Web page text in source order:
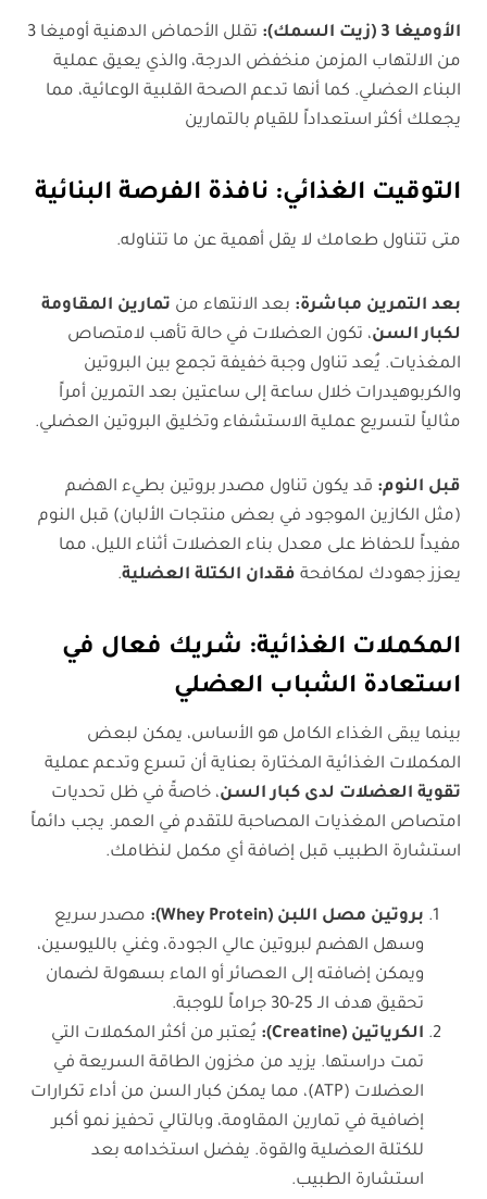
الأوميغا 3 (زيت السمك):
تقلل الأحماض الدهنية أوميغا 3
من الالتهاب المزمن منخفض الدرجة، والذي يعيق عملية
البناء العضلي. كما أنها تدعم الصحة القلبية الوعائية، مما
يجعلك أكثر استعداداً للقيام بالتمارين
التوقيت الغذائي: نافذة الفرصة البنائية
متى تتناول طعامك لا يقل أهمية عن ما تتناوله.
بعد التمرين مباشرة: بعد الانتهاء من تمارين المقاومة
لكبار السن، تكون العضلات في حالة تأهب لامتصاص
المغذيات. يُعد تناول وجبة خفيفة تجمع بين البروتين
والكربوهيدرات خلال ساعة إلى ساعتين بعد التمرين أمراً
مثالياً لتسريع عملية الاستشفاء وتخليق البروتين العضلي.
قبل النوم: قد يكون تناول مصدر بروتين بطيء الهضم
(مثل الكازين الموجود في بعض منتجات الألبان) قبل النوم
مفيداً للحفاظ على معدل بناء العضلات أثناء الليل، مما
يعزز جهودك لمكافحة فقدان الكتلة العضلية.
المكملات الغذائية: شريك فعال في
استعادة الشباب العضلي
بينما يبقى الغذاء الكامل هو الأساس، يمكن لبعض
المكملات الغذائية المختارة بعناية أن تسرع وتدعم عملية
تقوية العضلات لدى كبار السن، خاصةً في ظل تحديات
امتصاص المغذيات المصاحبة للتقدم في العمر. يجب دائماً
استشارة الطبيب قبل إضافة أي مكمل لنظامك.
بروتين مصل اللبن (Whey Protein)
: مصدر سريع
وسهل الهضم لبروتين عالي الجودة، وغني بالليوسين،
ويمكن إضافته إلى العصائر أو الماء بسهولة لضمان
تحقيق هدف الـ 25-30 جراماً للوجبة.
الكرياتين (Creatine)
: يُعتبر من أكثر المكملات التي
تمت دراستها. يزيد من مخزون الطاقة السريعة في
العضلات (ATP)، مما يمكن كبار السن من أداء تكرارات
إضافية في تمارين المقاومة، وبالتالي تحفيز نمو أكبر
للكتلة العضلية والقوة. يفضل استخدامه بعد
استشارة الطبيب.